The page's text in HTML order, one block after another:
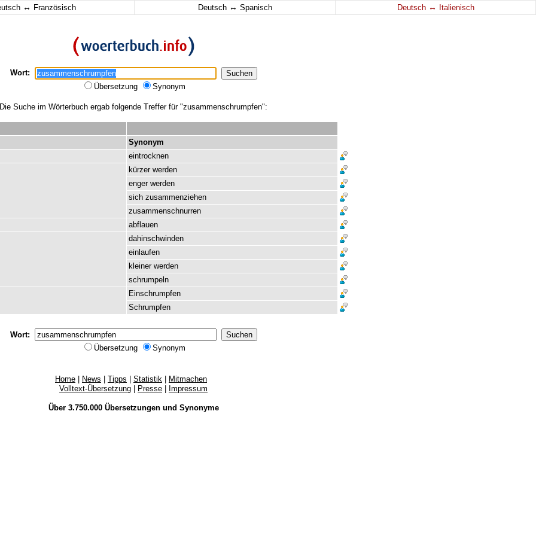
↔ Französisch Deutsch ↔ Spanisch Deutsch ↔ Italienisch
Wort:
Übersetzung
Synonym
Die Suche im Wörterbuch ergab folgende Treffer für "zusammenschrumpfen":
Synonym
eintrocknen
kürzer werden
enger werden
sich zusammenziehen
zusammenschnurren
abflauen
dahinschwinden
einlaufen
kleiner werden
schrumpeln
Einschrumpfen
Schrumpfen
Wort:
Übersetzung
Synonym
Home News Tipps Statistik
Mitmachen
Volltext-Übersetzung
Presse Impressum
Über 3.750.000 Übersetzungenund Synonyme